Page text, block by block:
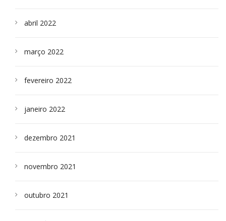
abril 2022
março 2022
fevereiro 2022
janeiro 2022
dezembro 2021
novembro 2021
outubro 2021